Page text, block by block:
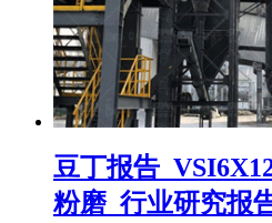
豆丁报告
粉磨_行业研究报